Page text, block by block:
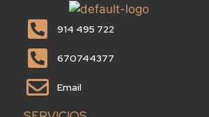
914 495 722
670744377
Email